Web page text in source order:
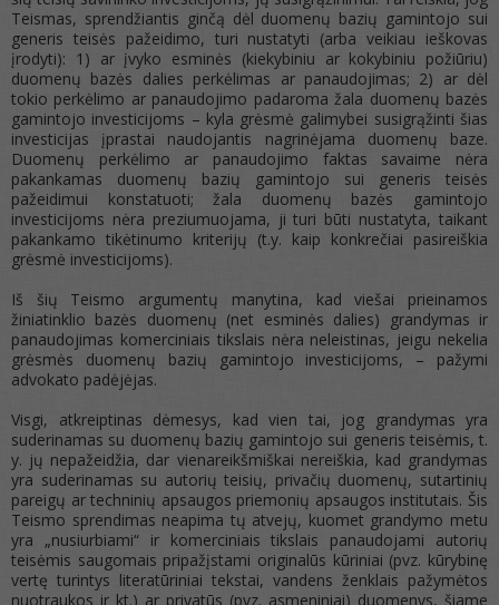
Teismas, sprendžiantis ginčą dėl duomenų bazių gamintojo sui
generis teisės pažeidimo, turi nustatyti (arba veikiau ieškovas
įrodyti): 1) ar įvyko esminės (kiekybiniu ar kokybiniu požiūriu)
duomenų bazės dalies perkėlimas ar panaudojimas; 2) ar dėl
tokio perkėlimo ar panaudojimo padaroma žala duomenų bazės
gamintojo investicijoms – kyla grėsmė galimybei susigrąžinti šias
investicijas įprastai naudojantis nagrinėjama duomenų baze.
Duomenų perkėlimo ar panaudojimo faktas savaime nėra
pakankamas duomenų bazių gamintojo sui generis teisės
pažeidimui konstatuoti; žala duomenų bazės gamintojo
investicijoms nėra preziumuojama, ji turi būti nustatyta, taikant
pakankamo tikėtinumo kriterijų (t.y. kaip konkrečiai pasireiškia
grėsmė investicijoms).
Iš šių Teismo argumentų manytina, kad viešai prieinamos
žiniatinklio bazės duomenų (net esminės dalies) grandymas ir
panaudojimas komerciniais tikslais nėra neleistinas, jeigu nekelia
grėsmės duomenų bazių gamintojo investicijoms, – pažymi
advokato padėjėjas.
Visgi, atkreiptinas dėmesys, kad vien tai, jog grandymas yra
suderinamas su duomenų bazių gamintojo sui generis teisėmis, t.
y. jų nepažeidžia, dar vienareikšmiškai nereiškia, kad grandymas
yra suderinamas su autorių teisių, privačių duomenų, sutartinių
pareigų ar techninių apsaugos priemonių apsaugos institutais. Šis
Teismo sprendimas neapima tų atvejų, kuomet grandymo metu
yra „nusiurbiami“ ir komerciniais tikslais panaudojami autorių
teisėmis saugomais pripažįstami originalūs kūriniai (pvz. kūrybinę
vertę turintys literatūriniai tekstai, vandens ženklais pažymėtos
nuotraukos ir kt.) ar privatūs (pvz. asmeniniai) duomenys, šiame